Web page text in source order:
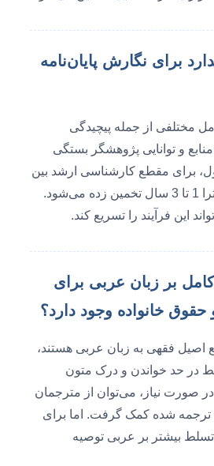
برای نگارش پایان‌نامه
مختلفی از جمله پیچیدگی
و توانایی پژوهشگر بستگی
برای مقطع کارشناسی ارشد بین
6 تا 12 ماه و برای دکترا 1 تا 3 سال تخمین زده می‌شود.
این فرآیند را تسریع کند.
کامل بر زبان عربی برای
خانواده وجود دارد؟
اصیل فقهی به زبان عربی هستند،
در حد خواندن و درک متون
نیاز، می‌توان از مترجمان
شده کمک گرفت. اما برای
بیشتر بر عربی توصیه